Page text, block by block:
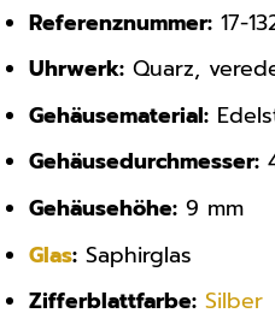
Referenznummer: 17-
Uhrwerk: Quarz,
Gehäusematerial:
Gehäusedurchmesser:
Gehäusehöhe: 9 mm
Glas: Saphirglas
Zifferblattfarbe: Silber